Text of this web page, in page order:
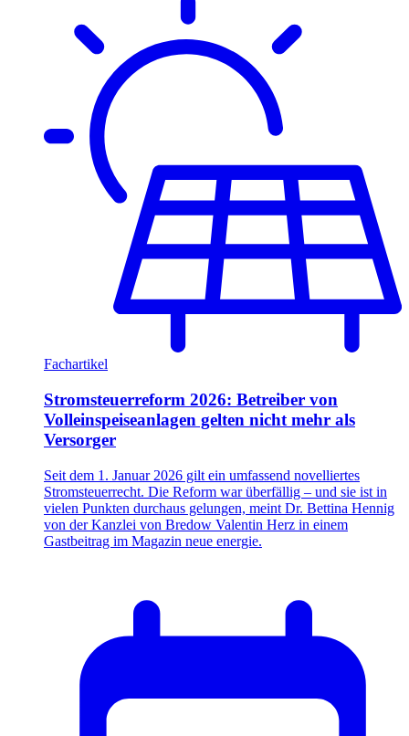
Fachartikel
Stromsteuerreform 2026: Betreiber von
Volleinspeiseanlagen gelten nicht mehr als
Versorger
Seit dem 1. Januar 2026 gilt ein umfassend novelliertes
Stromsteuerrecht. Die Reform war überfällig – und sie ist in
vielen Punkten durchaus gelungen, meint Dr. Bettina Hennig
von der Kanzlei von Bredow Valentin Herz in einem
Gastbeitrag im Magazin neue energie.